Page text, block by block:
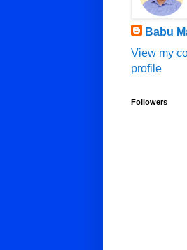
Babu
View my
profile
Followers